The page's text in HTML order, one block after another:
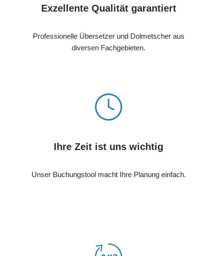
Exzellente Qualität garantiert
Professionelle Übersetzer und Dolmetscher aus
diversen Fachgebieten.
Ihre Zeit ist uns wichtig
Unser Buchungstool macht Ihre Planung einfach.